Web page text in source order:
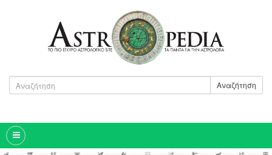
Αναζήτηση